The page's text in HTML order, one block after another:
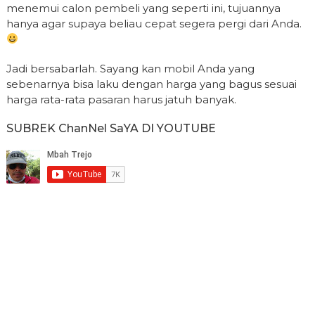
menemui calon pembeli yang seperti ini, tujuannya
hanya agar supaya beliau cepat segera pergi dari Anda.
Jadi bersabarlah. Sayang kan mobil Anda yang
sebenarnya bisa laku dengan harga yang bagus sesuai
harga rata-rata pasaran harus jatuh banyak.
SUBREK ChanNel SaYA DI YOUTUBE